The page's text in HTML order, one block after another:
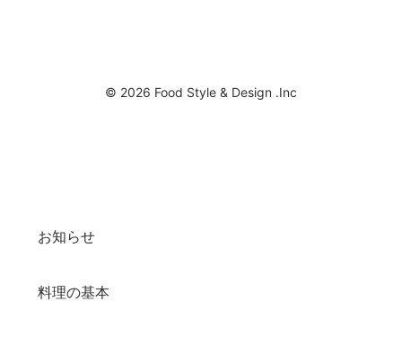
© 2026 Food Style & Design .Inc
お知らせ
料理の基本